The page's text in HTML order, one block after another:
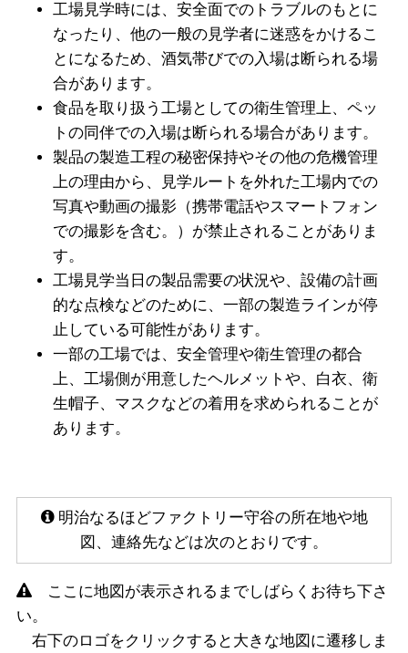
工場見学時には、安全面でのトラブルのもとに
なったり、他の一般の見学者に迷惑をかけるこ
とになるため、酒気帯びでの入場は断られる場
合があります。
食品を取り扱う工場としての衛生管理上、ペッ
トの同伴での入場は断られる場合があります。
製品の製造工程の秘密保持やその他の危機管理
上の理由から、見学ルートを外れた工場内での
写真や動画の撮影（携帯電話やスマートフォン
での撮影を含む。）が禁止されることがありま
す。
工場見学当日の製品需要の状況や、設備の計画
的な点検などのために、一部の製造ラインが停
止している可能性があります。
一部の工場では、安全管理や衛生管理の都合
上、工場側が用意したヘルメットや、白衣、衛
生帽子、マスクなどの着用を求められることが
あります。
明治なるほどファクトリー守谷の所在地や地
図、連絡先などは次のとおりです。
ここに地図が表示されるまでしばらくお待ち下さ
い。
右下のロゴをクリックすると大きな地図に遷移しま